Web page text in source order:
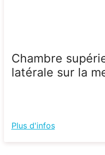
Chambre
latérale sur la
Plus d'infos